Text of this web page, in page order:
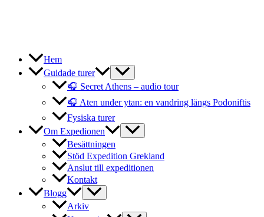
Hem
Guidade turer
🎧 Secret Athens – audio tour
🎧 Aten under ytan: en vandring längs Podoniftis
Fysiska turer
Om Expedionen
Besättningen
Stöd Expedition Grekland
Anslut till expeditionen
Kontakt
Blogg
Arkiv